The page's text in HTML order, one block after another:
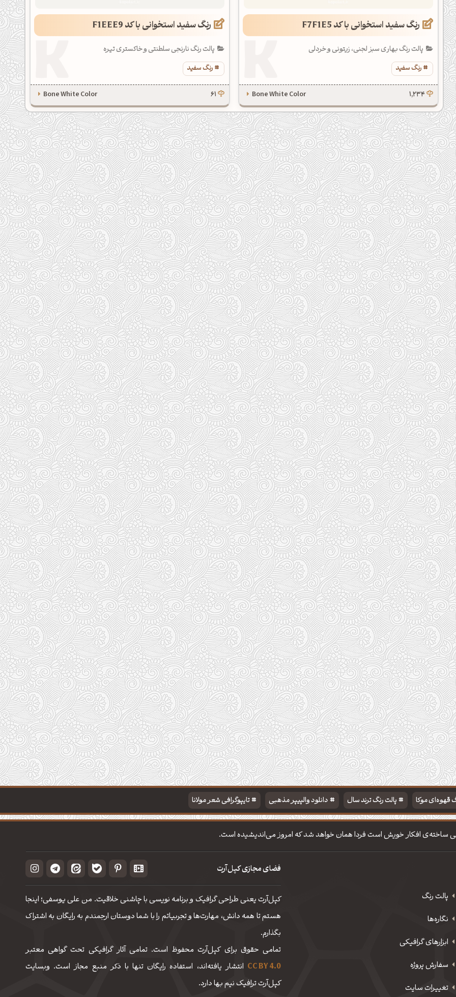
رنگ سفید استخوانی با کد F7F1E5
پالت رنگ بهاری سبز لجنی، زیتونی و خردلی
رنگ سفید
1,234
Bone White Color
رنگ سفید استخوانی با کد F1EEE9
پالت رنگ نارنجی سلطنتی و خاکستری تیره
رنگ سفید
61
Bone White Color
قهوه‌ای موکا پالت رنگ ترند سال دانلود والپیپر مذهبی تایپوگرافی شعر مولانا
ساخته‌ی افکار خویش است فردا همان خواهد شد که امروز می‌اندیشیده است.
پالت رنگ
نگاره‌ها
ابزارهای گرافیکی
سفارش پروژه
تغییرات سایت
فضای مجازی کپل‌آرت
کپل‌آرت یعنی طراحی گرافیک و برنامه نویسی با چاشنی خلاقیت. من علی یوسفی؛ اینجا
هستم تا همه دانش، مهارت‌‌ها و تجربیاتم را با شما دوستان ارجمندم به رایگان به اشتراک
بگذارم.
تمامی حقوق برای کپل‌آرت محفوظ است. تمامی آثار گرافیکی تحت گواهی معتبر
CC BY 4.0 انتشار یافته‌اند، استفاده رایگان تنها با ذکر منبع مجاز است. وبسایت
کپل‌آرت ترافیک نیم بها دارد.